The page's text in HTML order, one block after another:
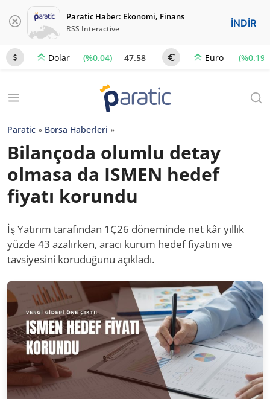
Paratic Haber: Ekonomi, Finans
RSS Interactive İNDİR
Dolar (%0.04) 47.58 Euro (%0.19)
Paratic » Borsa Haberleri »
Bilançoda olumlu detay
olmasa da ISMEN hedef
fiyatı korundu
İş Yatırım tarafından 1Ç26 döneminde net kâr yıllık
yüzde 43 azalırken, aracı kurum hedef fiyatını ve
tavsiyesini koruduğunu açıkladı.